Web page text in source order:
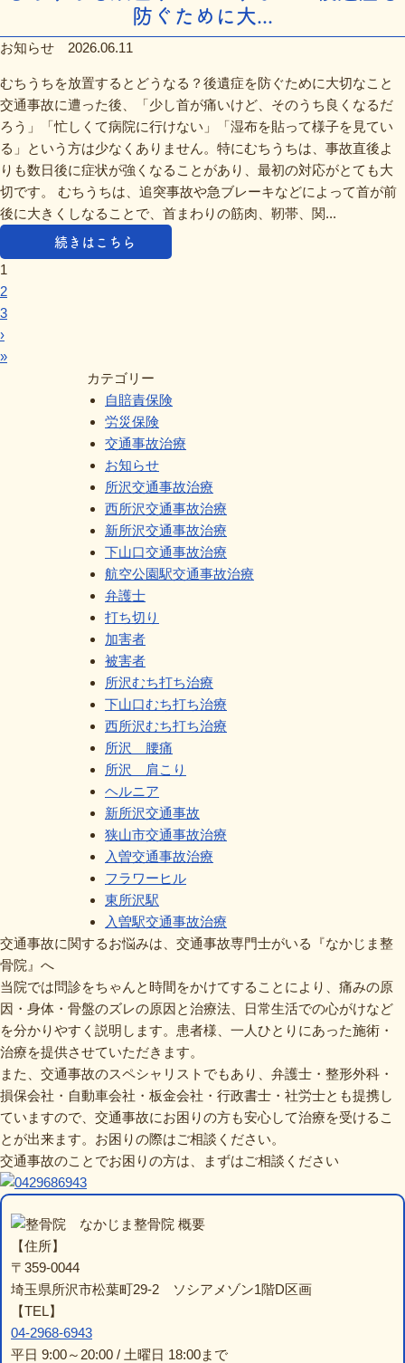
防ぐために大...
お知らせ 2026.06.11
むちうちを放置するとどうなる？後遺症を防ぐために大切なこと
交通事故に遭った後、「少し首が痛いけど、そのうち良くなるだ
ろう」「忙しくて病院に行けない」「湿布を貼って様子を見てい
る」という方は少なくありません。特にむちうちは、事故直後よ
りも数日後に症状が強くなることがあり、最初の対応がとても大
切です。 むちうちは、追突事故や急ブレーキなどによって首が前
後に大きくしなることで、首まわりの筋肉、靭帯、関...
続きはこちら
1
2
3
›
»
カテゴリー
自賠責保険
労災保険
交通事故治療
お知らせ
所沢交通事故治療
西所沢交通事故治療
新所沢交通事故治療
下山口交通事故治療
航空公園駅交通事故治療
弁護士
打ち切り
加害者
被害者
所沢むち打ち治療
下山口むち打ち治療
西所沢むち打ち治療
所沢 腰痛
所沢 肩こり
ヘルニア
新所沢交通事故
狭山市交通事故治療
入曽交通事故治療
フラワーヒル
東所沢駅
入曽駅交通事故治療
交通事故に関するお悩みは、交通事故専門士がいる『なかじま整
骨院』へ
当院では問診をちゃんと時間をかけてすることにより、痛みの原
因・身体・骨盤のズレの原因と治療法、日常生活での心がけなど
を分かりやすく説明します。患者様、一人ひとりにあった施術・
治療を提供させていただきます。
また、交通事故のスペシャリストでもあり、弁護士・整形外科・
損保会社・自動車会社・板金会社・行政書士・社労士とも提携し
ていますので、交通事故にお困りの方も安心して治療を受けるこ
とが出来ます。お困りの際はご相談ください。
交通事故のことでお困りの方は、まずはご相談ください
なかじま整骨院 概要
【住所】
〒359-0044
埼玉県所沢市松葉町29-2 ソシアメゾン1階D区画
【TEL】
04-2968-6943
平日 9:00～20:00 / 土曜日 18:00まで